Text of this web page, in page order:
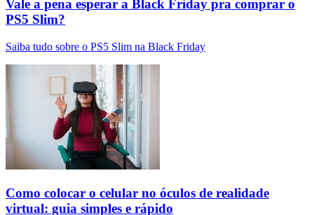
Vale a pena esperar a Black Friday pra comprar o
PS5 Slim?
Saiba tudo sobre o PS5 Slim na Black Friday
Como colocar o celular no óculos de realidade
virtual: guia simples e rápido